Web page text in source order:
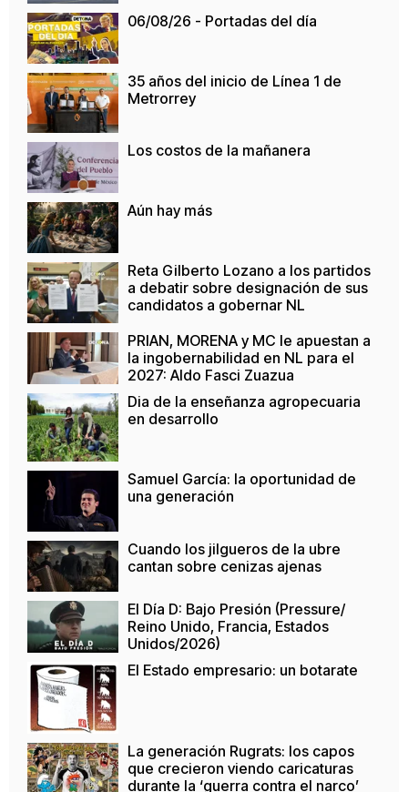
06/08/26 - Portadas del día
35 años del inicio de Línea 1 de
Metrorrey
Los costos de la mañanera
Aún hay más
Reta Gilberto Lozano a los partidos
a debatir sobre designación de sus
candidatos a gobernar NL
PRIAN, MORENA y MC le apuestan a
la ingobernabilidad en NL para el
2027: Aldo Fasci Zuazua
Dia de la enseñanza agropecuaria
en desarrollo
Samuel García: la oportunidad de
una generación
Cuando los jilgueros de la ubre
cantan sobre cenizas ajenas
El Día D: Bajo Presión (Pressure/
Reino Unido, Francia, Estados
Unidos/2026)
El Estado empresario: un botarate
La generación Rugrats: los capos
que crecieron viendo caricaturas
durante la ‘guerra contra el narco’